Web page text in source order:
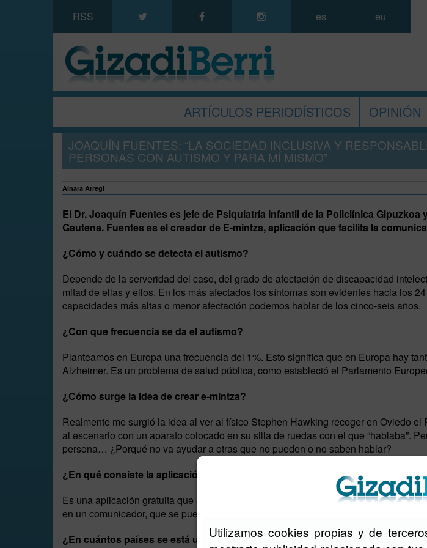
RSS es eu
ARTÍCULOS PERIODÍSTICOS OPINIÓN
JOAQUÍN FUENTES: “LA SOCIEDAD INCLUSIVA Y
PERSONAS CON AUTISMO Y PARA MÍ MISMO”
Ainara Arregi
El Dr. Joaquín Fuentes es jefe de Psiquiatría Infantil de la Policlínica
Gautena. Fuentes es el creador de E-mintza, aplicación que facilita la
¿Cómo y cuándo se detecta el autismo?
Depende de la serveridad del caso, del grado de afectación de discapacidad
mitad de ellas y ellos. En los más afectados los síntomas son evidentes hacia los
capacidades más altas o menor afectación podemos hablar de los cinco-seis años.
¿Con que frecuencia se da el autismo?
Planteamos en Europa una frecuencia del 1%. Esto significa que en Europa hay
Alzheimer. Es un problema de salud pública, como estableció el Parlamento
¿Cómo surge la idea de crear e-mintza?
Realmente me surgió la idea al ver al físico Stephen Hawking recoger en Oviedo
al escenario con un aparato colocado en su silla de ruedas con el que “hablaba”.
persona… ¿Porqué no va ayudar a otras que no pueden o no saben hablar?
¿En qué consiste la aplicación informática e-mintza?
Es una aplicación gratuita que se descarga de la página de la Fundación Orange y
en un comunicador, que se puede individualizar fácilmente.
¿En cuántos países se está utilizando el programa? ¿Podemos hablar de una
Utilizamos cookies propias y de